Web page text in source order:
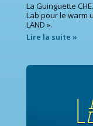
La Guinguette
Lab pour le warm
LAND ».
Lire la suite »